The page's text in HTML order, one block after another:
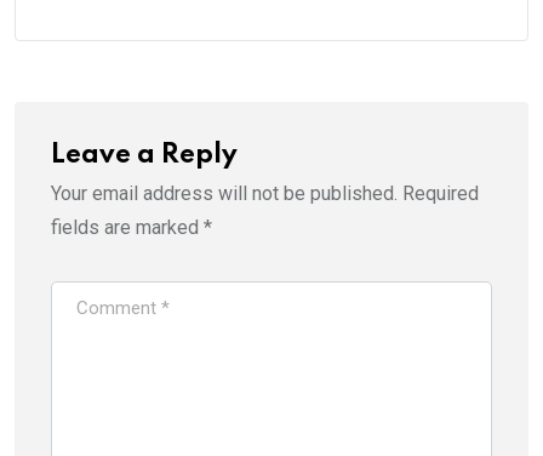
Leave a Reply
Your email address will not be published. Required
fields are marked *